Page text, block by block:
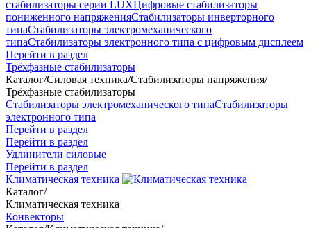
стабилизаторы серии LUXЦифровые стабилизаторы
пониженного напряженияСтабилизаторы инверторного
типаСтабилизаторы электромеханического
типаСтабилизаторы электронного типа с цифровым дисплеем
Перейти в раздел
Трёхфазные стабилизаторы
Каталог/Силовая техника/Стабилизаторы напряжения/
Трёхфазные стабилизаторы
Стабилизаторы электромеханического типаСтабилизаторы
электронного типа
Перейти в раздел
Перейти в раздел
Удлинители силовые
Перейти в раздел
Климатическая техника
Каталог/
Климатическая техника
Конвекторы